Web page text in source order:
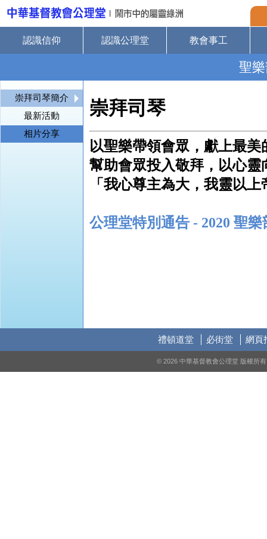
認識信仰 認識公理堂 教會事工
聖
崇拜司琴簡介
最新活動
相片分享
崇拜司琴
以聖樂帶領會眾， 獻上最美
幫助會眾投入敬拜， 以心靈
「我心尊主為大，我靈以
公理堂特別通告 - 2020 聖
禮頓道堂 必街堂 網頁
© 2026 中華基督教會公理堂 版權所